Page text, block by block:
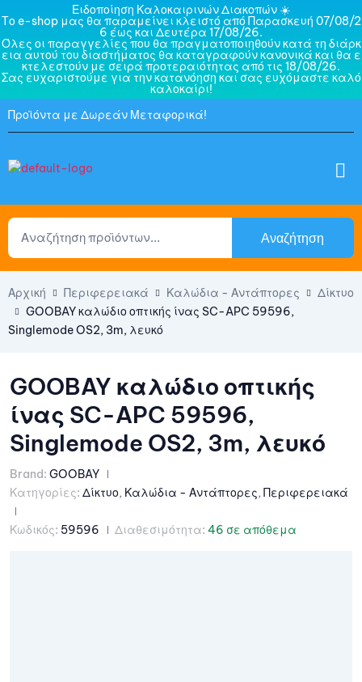
Ειδοποίηση Καλοκαιρινών Διακοπών ☀️
Το e-shop μας θα παραμείνει κλειστό από Παρασκευή 07/08/2
6 έως και Δευτέρα 17/08/26.
Όλες οι παραγγελίες που θα πραγματοποιηθούν κατά τη διάρκ
εια αυτού του διαστήματος θα καταγραφούν κανονικά και θα ε
κτελεστούν με σειρά προτεραιότητας από τις 18/08/26.
Σας ευχαριστούμε για την κατανόηση και σας ευχόμαστε καλό
καλοκαίρι!
Προϊόντα με Δωρεάν Μεταφορικά!
Αναζήτηση
Αρχική Περιφερειακά Καλώδια - Αντάπτορες
Δίκτυο
GOOBAY καλώδιο οπτικής ίνας SC-APC 59596,
Singlemode OS2, 3m, λευκό
GOOBAY καλώδιο οπτικής
ίνας SC-APC 59596,
Singlemode OS2, 3m, λευκό
Brand: GOOBAY
Κατηγορίες: Δίκτυο, Καλώδια - Αντάπτορες, Περιφερειακά
Κωδικός: 59596 Διαθεσιμότητα: 46 σε απόθεμα